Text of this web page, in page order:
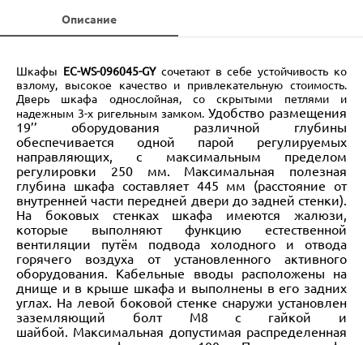
Описание
Шкафы EC-WS-096045-GYсочетают в себе устойчивость ко
взлому, высокое качество и привлекательную стоимость.
Дверь шкафа однослойная, со скрытыми петлями и
надежным 3-х ригельным замком. Удобство размещения
19’’ оборудования различной глубины
обеспечивается одной парой регулируемых
направляющих, с максимальным пределом
регулировки 250 мм. Максимальная полезная
глубина шкафа составляет 445 мм (расстояние от
внутренней части передней двери до задней стенки).
На боковых стенках шкафа имеются жалюзи,
которые выполняют функцию естественной
вентиляции путём подвода холодного и отвода
горячего воздуха от установленного активного
оборудования. Кабельные вводы расположены на
днище и в крыше шкафа и выполнены в его задних
углах. На левой боковой стенке снаружи установлен
заземляющий болт М8 с гайкой и
шайбой. Максимальная допустимая распределенная